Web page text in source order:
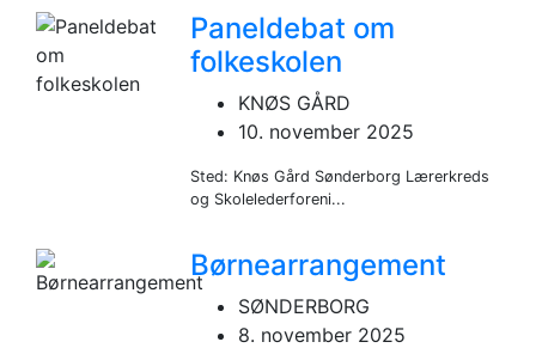
Paneldebat om
folkeskolen
KNØS GÅRD
10. november 2025
Sted: Knøs Gård Sønderborg Lærerkreds
og Skolelederforeni...
Børnearrangement
SØNDERBORG
8. november 2025